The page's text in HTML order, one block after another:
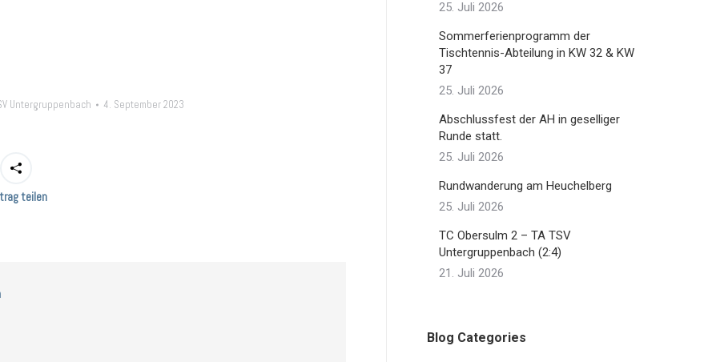
Untergruppenbach 4. September 2023
teilen
25. Juli 2026
Sommerferienprogramm der
Tischtennis-Abteilung in KW 32 & KW
37
25. Juli 2026
Abschlussfest der AH in geselliger
Runde statt.
25. Juli 2026
Rundwanderung am Heuchelberg
25. Juli 2026
TC Obersulm 2 – TA TSV
Untergruppenbach (2:4)
21. Juli 2026
Blog Categories